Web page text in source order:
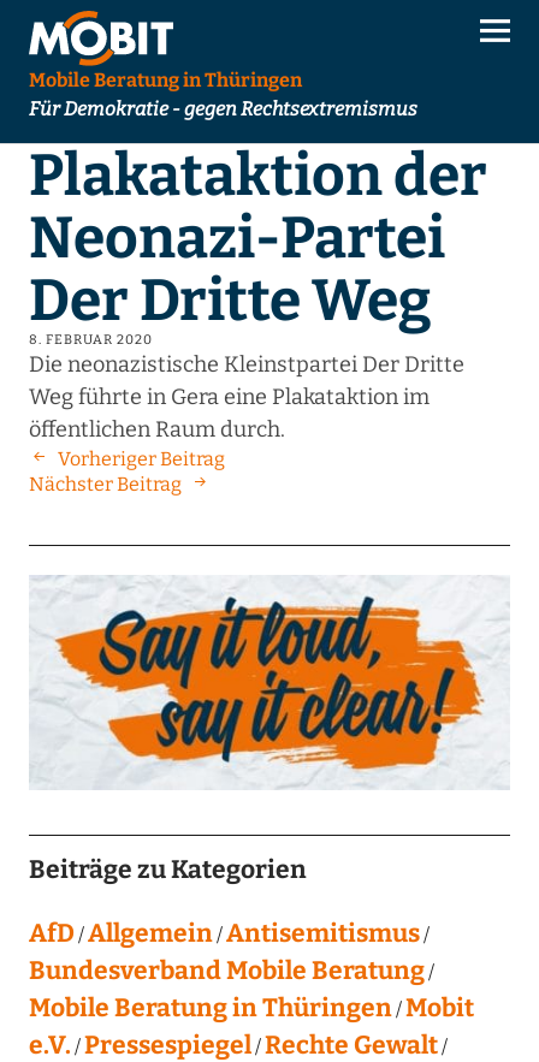
Mobile Beratung in Thüringen
Für Demokratie - gegen Rechtsextremismus
Plakataktion der
Neonazi-Partei
Der Dritte Weg
8. FEBRUAR 2020
Die neonazistische Kleinstpartei Der Dritte
Weg führte in Gera eine Plakataktion im
öffentlichen Raum durch.
Vorheriger Beitrag
Nächster Beitrag
Beiträge zu Kategorien
AfD Allgemein Antisemitismus
Bundesverband Mobile Beratung
Mobile Beratung in Thüringen Mobit
e.V. Pressespiegel Rechte Gewalt